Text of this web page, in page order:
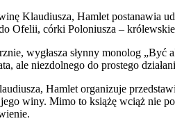
Klaudiusza, Hamlet postanawia
do Ofelii, córki Poloniusza –
wygłasza słynny monolog
ale niezdolnego do prostego
Hamlet organizuje
winy. Mimo to książę wciąż nie